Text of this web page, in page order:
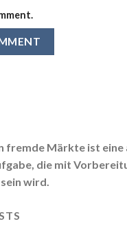
fremde Märkte ist
die mit
wird.